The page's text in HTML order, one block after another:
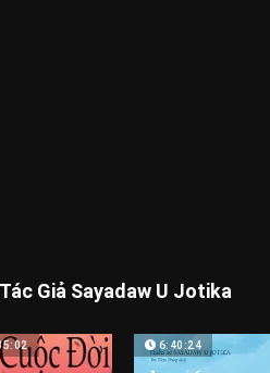
Giả Sayadaw U Jotika
6:40:24